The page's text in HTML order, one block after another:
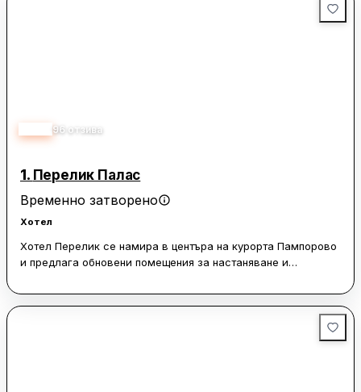
96 отзива
1. Перелик Палас
Временно затворено
Хотел
Хотел Перелик се намира в центъра на курорта Пампорово
и предлага обновени помещения за настаняване и
безплатен WiFi и частен паркинг. Гостите могат да се
насладят на българска и европейска кухня в ресторант с
капацитет до 400 души или да посетят а-ла-карт ресторант